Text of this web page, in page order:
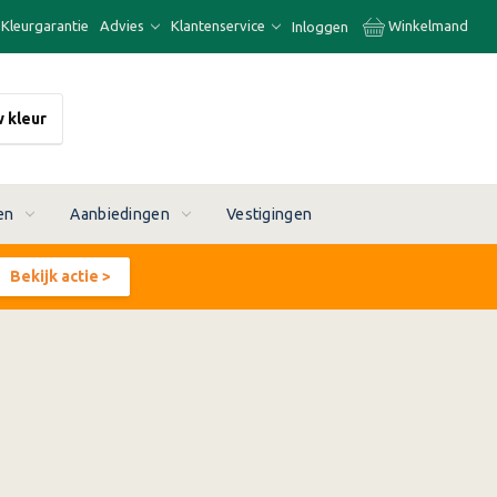
Kleurgarantie Advies Klantenservice Inloggen Winkelmand
kleur
Aanbiedingen Vestigingen
Bekijk actie >